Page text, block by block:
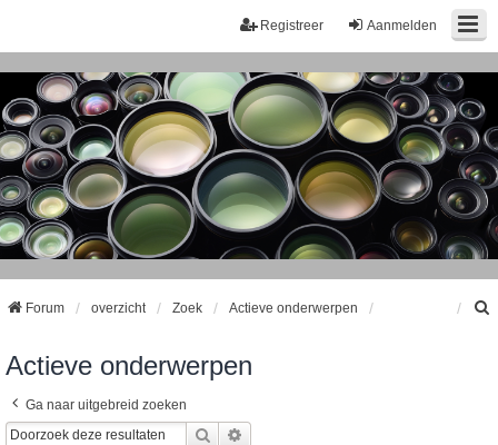
Aanmelden
Registreer
Forum overzicht Zoek Actieve onderwerpen
Actieve onderwerpen
Ga naar uitgebreid zoeken
Zoek